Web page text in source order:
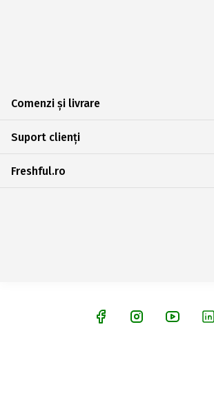
Comenzi și livrare
Suport clienți
Freshful.ro